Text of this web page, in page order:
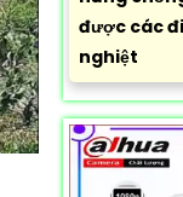
được các
nghiệt